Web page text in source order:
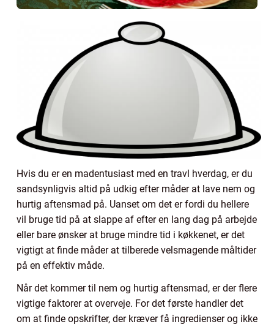
Hvis du er en madentusiast med en travl hverdag, er du
sandsynligvis altid på udkig efter måder at lave nem og
hurtig aftensmad på. Uanset om det er fordi du hellere
vil bruge tid på at slappe af efter en lang dag på arbejde
eller bare ønsker at bruge mindre tid i køkkenet, er det
vigtigt at finde måder at tilberede velsmagende måltider
på en effektiv måde.
Når det kommer til nem og hurtig aftensmad, er der flere
vigtige faktorer at overveje. For det første handler det
om at finde opskrifter, der kræver få ingredienser og ikke